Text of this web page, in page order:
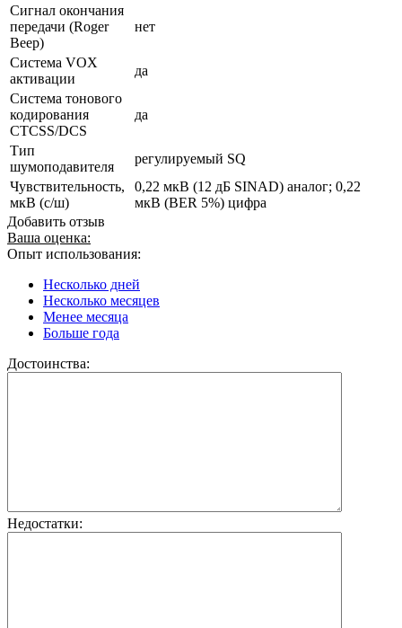
Сигнал окончания
передачи (Roger
Beep)
нет
Система VOX
активации
да
Система тонового
кодирования
CTCSS/DCS
да
Тип
шумоподавителя
регулируемый SQ
Чувствительность,
мкВ (с/ш)
0,22 мкВ (12 дБ SINAD) аналог; 0,22
мкВ (BER 5%) цифра
Добавить отзыв
Ваша оценка:
Опыт использования:
Несколько дней
Несколько месяцев
Менее месяца
Больше года
Достоинства:
Недостатки: